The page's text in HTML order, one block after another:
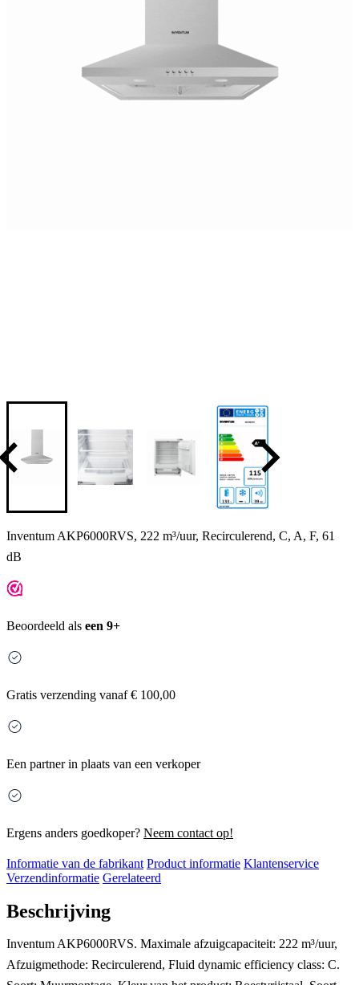
Inventum AKP6000RVS, 222 m³/uur, Recirculerend, C, A, F, 61
dB
Beoordeeld als een 9+
Gratis verzending vanaf € 100,00
Een partner in plaats van een verkoper
Ergens anders goedkoper? Neem contact op!
Informatie van de fabrikant Product informatie Klantenservice
Verzendinformatie Gerelateerd
Beschrijving
Inventum AKP6000RVS. Maximale afzuigcapaciteit: 222 m³/uur,
Afzuigmethode: Recirculerend, Fluid dynamic efficiency class: C.